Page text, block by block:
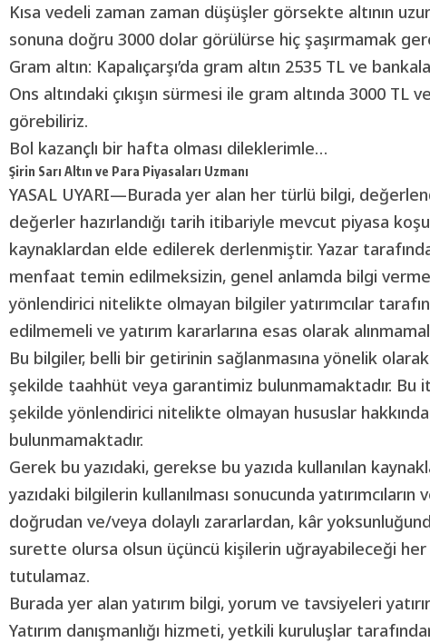
Kısa vedeli zaman zaman düşüşler görsekte altının
sonuna doğru 3000 dolar görülürse hiç şaşırmamak
Gram altın: Kapalıçarşı’da gram altın 2535 TL ve
Ons altındaki çıkışın sürmesi ile gram altında 3000 TL
görebiliriz.
Bol kazançlı bir hafta olması dileklerimle…
Şirin Sarı Altın ve Para Piyasaları Uzmanı
YASAL UYARI—Burada yer alan her türlü bilgi,
değerler hazırlandığı tarih itibariyle mevcut piyasa
kaynaklardan elde edilerek derlenmiştir. Yazar
menfaat temin edilmeksizin, genel anlamda bilgi
yönlendirici nitelikte olmayan bilgiler yatırımcılar
edilmemeli ve yatırım kararlarına esas olarak
Bu bilgiler, belli bir getirinin sağlanmasına yönelik
şekilde taahhüt veya garantimiz bulunmamaktadır. Bu
şekilde yönlendirici nitelikte olmayan hususlar
bulunmamaktadır.
Gerek bu yazıdaki, gerekse bu yazıda kullanılan
yazıdaki bilgilerin kullanılması sonucunda
doğrudan ve/veya dolaylı zararlardan, kâr
surette olursa olsun üçüncü kişilerin uğrayabileceği
tutulamaz.
Burada yer alan yatırım bilgi, yorum ve tavsiyeleri
Yatırım danışmanlığı hizmeti, yetkili kuruluşlar